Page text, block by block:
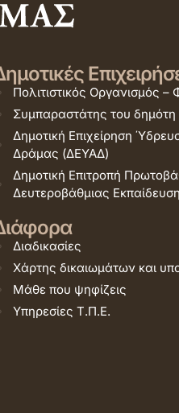
Πολιτιστικός Οργανισμός
Συμπαραστάτης του δημότη
Δημοτική Επιχείρηση
Δράμας (ΔΕΥΑΔ)
Δημοτική Επιτροπή
Δευτεροβάθμιας
Διαδικασίες
Χάρτης δικαιωμάτων και
Μάθε που ψηφίζεις
Υπηρεσίες Τ.Π.Ε.